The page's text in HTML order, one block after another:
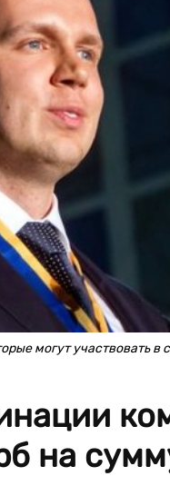
могут участвовать в
на